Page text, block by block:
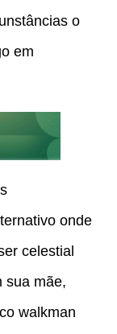
o
em
onde
celestial
sua mãe,
walkman